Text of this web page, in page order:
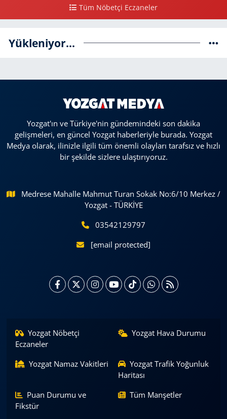
Tüm Nöbetçi Eczaneler
Yükleniyor...
Yozgat'ın ve Türkiye'nin gündemindeki son dakika
gelişmeleri, en güncel Yozgat haberleriyle burada. Yozgat
Medya olarak, ilinizle ilgili tüm önemli olayları tarafsız ve hızlı
bir şekilde sizlere ulaştırıyoruz.
Medrese Mahalle Mahmut Turan Sokak No:6/10 Merkez /
Yozgat - TÜRKİYE
03542129797
[email protected]
Yozgat Nöbetçi
Eczaneler
Yozgat Hava Durumu
Yozgat Namaz Vakitleri
Yozgat Trafik Yoğunluk
Haritası
Puan Durumu ve
Fikstür
Tüm Manşetler